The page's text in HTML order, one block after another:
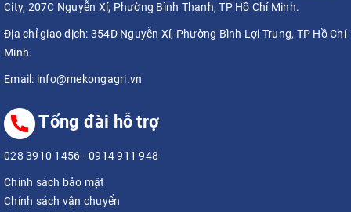
City, 207C Nguyễn Xí, Phường Bình Thạnh, TP Hồ Chí Minh.
Địa chỉ giao dịch: 354D Nguyễn Xí, Phường Bình Lợi Trung, TP Hồ Chí
Minh.
Email: info@mekongagri.vn
Tổng đài hỗ trợ
028 3910 1456 -0914 911 948
Chính sách bảo mật
Chính sách vận chuyển